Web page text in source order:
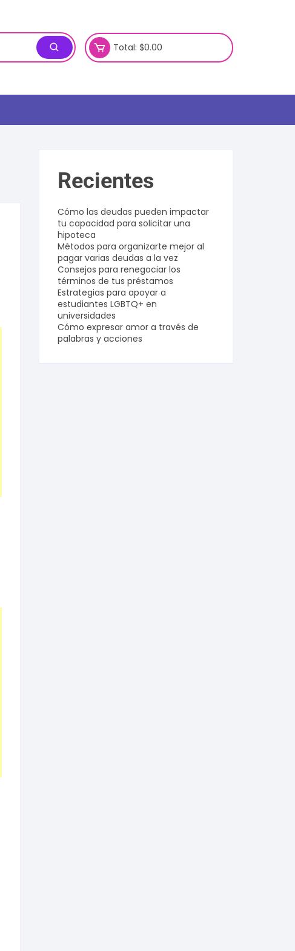
Total: $0.00
Recientes
Cómo las deudas pueden impactar
tu capacidad para solicitar una
hipoteca
Métodos para organizarte mejor al
pagar varias deudas a la vez
Consejos para renegociar los
términos de tus préstamos
Estrategias para apoyar a
estudiantes LGBTQ+ en
universidades
Cómo expresar amor a través de
palabras y acciones